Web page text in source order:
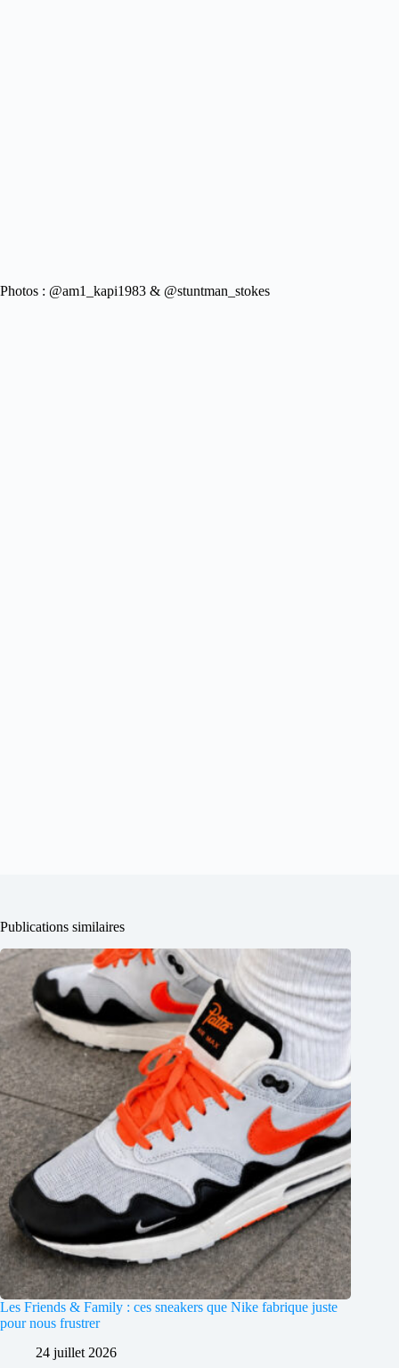
Photos : @am1_kapi1983 & @stuntman_stokes
Publications similaires
Les Friends & Family : ces sneakers que Nike fabrique juste
pour nous frustrer
24 juillet 2026